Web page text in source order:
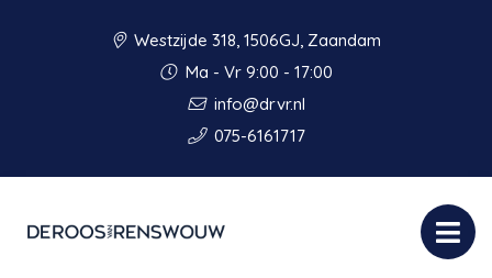
Westzijde 318, 1506GJ, Zaandam
Ma - Vr 9:00 - 17:00
info@drvr.nl
075-6161717